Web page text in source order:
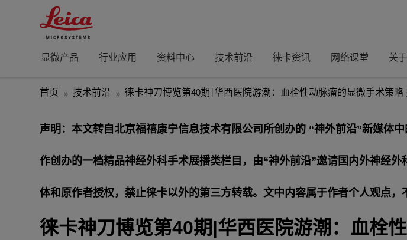
显微产品 行业应用 资料中心 技术前沿 徕卡资讯 网络课堂 关
首页 技术前沿 徕卡神刀博览第40期|华西医院游潮：血栓性动脉瘤的显微手术策略
声明：本文转自北京福禧康宁信息技术有限公司所创办的 “神外前沿”新媒体
作创办的一档精品神经外科手术展播类栏目，由“神外前沿”邀请国内外神经
体和原作者授权，禁止徕卡以外的第三方转载。文中内容属于作者个人观点，
徕卡神刀博览第40期|华西医院游潮：血栓